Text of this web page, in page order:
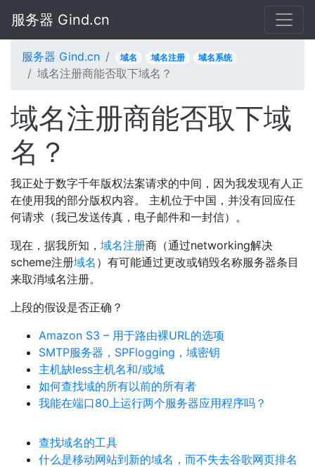
服务器 Gind.cn
服务器 Gind.cn 域名 域名注册 域名系统
域名注册商能否取下域名？
域名注册商能否取下域
名？
我正处于数字千年版权法案请求的中间，因为我发现有人正
在使用我的部分版权内容。 主机位于中国，并没有回应任
何请求（我已发送传真，电子邮件和一封信）。
现在，据我所知， 域名注册商（通过networking解决
scheme注册域名 ）有可能通过更改或销毁名称服务器条目
来取消域名注册。
上段的假设是否正确？
Amazon S3 – 用于路由裸URL的选项
SMTP服务器，SPFlogging，域密钥
主机缺less主机名和/或域
如何查找域的所有以前的所有者
我能在端口80上运行两个服务器应用程序吗？
查找域名的工具
什么是移动网站到新的域名，而不失去谷歌网页排名